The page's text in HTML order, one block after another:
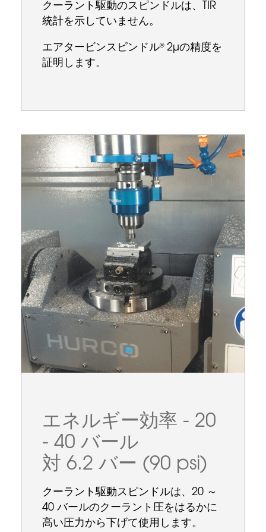
クーラント駆動のスピンドルは、TIR
統計を示していません。
エアタービンスピンドル®2µの精度を
証明します。
エネルギー効率 - 20
- 40 バール
対 6.2 バー (90 psi)
クーラント駆動スピンドルは、20 ～
40 バールのクーラント圧をはるかに
高い圧力から下げて使用します。